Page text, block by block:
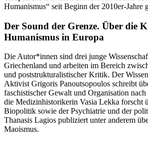
Humanismus“ seit Beginn der 2010er-Jahre
Der Sound der Grenze. Über die
Humanismus in Europa
Die Autor*innen sind drei junge
Griechenland und arbeiten im Bereich
und poststrukturalistischer Kritik. Der
Aktivist Grigoris Panoutsopoulos schreibt
faschistischer Gewalt und Organisation nach
die Medizinhistorikerin Vasia Lekka forscht
Biopolitik sowie der Psychiatrie und der
Thanasis Lagios publiziert unter anderem
Maoismus.